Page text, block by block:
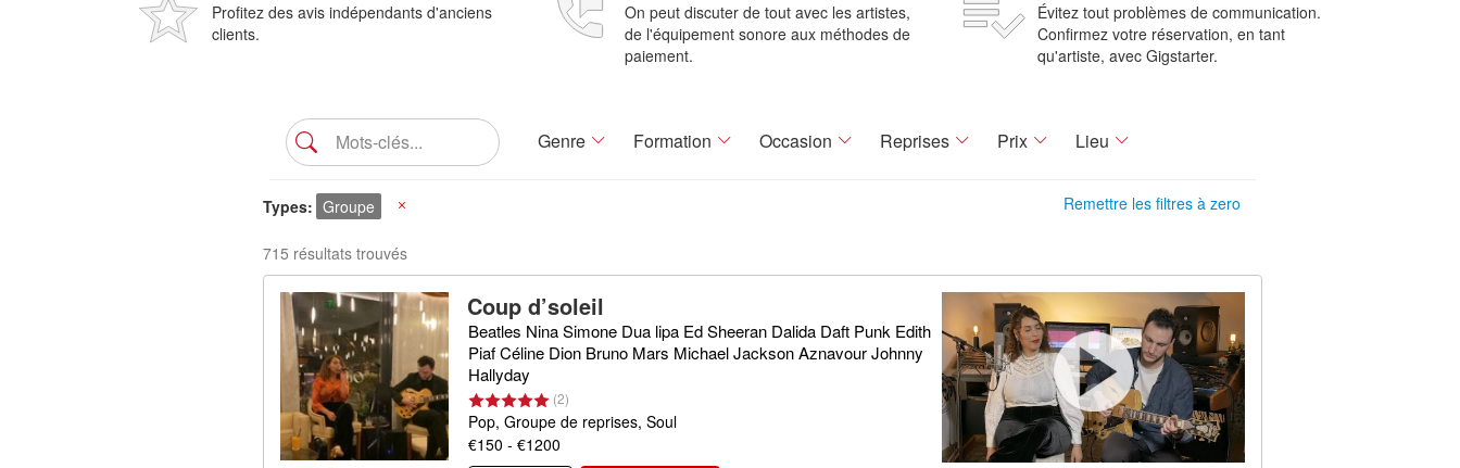
Profitez des avis indépendants d'anciens
clients.
On peut discuter de tout avec les artistes,
de l'équipement sonore aux méthodes de
paiement.
Évitez tout problèmes de communication.
Confirmez votre réservation, en tant
qu'artiste, avec Gigstarter.
Genre Formation Occasion Reprises Prix Lieu
Remettre les filtres à zero
Types Groupe
715 résultats trouvés
Coup d’soleil
Beatles Nina Simone Dua lipa Ed Sheeran Dalida Daft Punk Edith
Piaf Céline Dion Bruno Mars Michael Jackson Aznavour Johnny
Hallyday
(2)
Pop, Groupe de reprises, Soul
€150 - €1200